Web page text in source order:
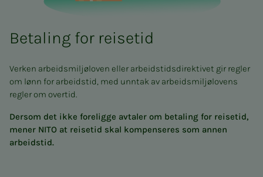
Betaling for reisetid
Verken arbeidsmiljøloven eller arbeidstidsdirektivet gir regler
om lønn for arbeidstid, med unntak av arbeidsmiljølovens
regler om overtid.
Dersom det ikke foreligge avtaler om betaling for reisetid,
mener NITO at reisetid skal kompenseres som annen
arbeidstid.